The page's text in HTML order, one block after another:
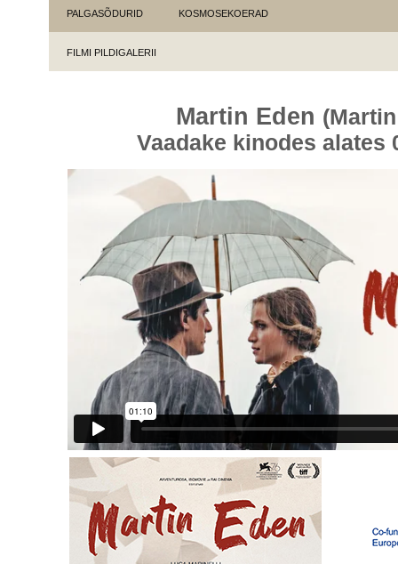
PALGASÕDURID KOSMOSEKOERAD
FILMI PILDIGALERII
Martin Eden
Vaadake kinodes alates